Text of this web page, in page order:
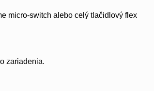
micro-switch alebo celý tlačidlový flex
zariadenia.